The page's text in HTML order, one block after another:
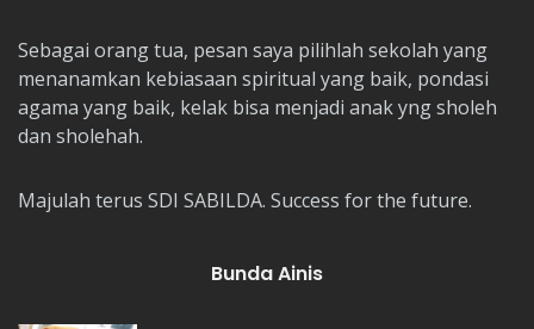
Sebagai orang tua, pesan saya pilihlah sekolah yang
menanamkan kebiasaan spiritual yang baik, pondasi
agama yang baik, kelak bisa menjadi anak yng sholeh
dan sholehah.
Majulah terus SDI SABILDA. Success for the future.
Bunda Ainis